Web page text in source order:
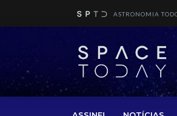
ASTRONOMIA